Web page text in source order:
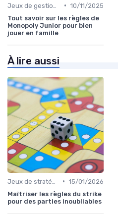
• 10/11/2025
Tout savoir sur les règles de
Monopoly Junior pour bien
jouer en famille
À lire aussi
• 15/01/2026
Maîtriser les règles du strike
pour des parties inoubliables